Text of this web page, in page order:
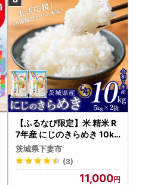
【ふるなび限定】米 精米 R
7年産 にじのきらめき 10kg
10月 FN-Limited-PR
茨城県下妻市
(3)
11,000